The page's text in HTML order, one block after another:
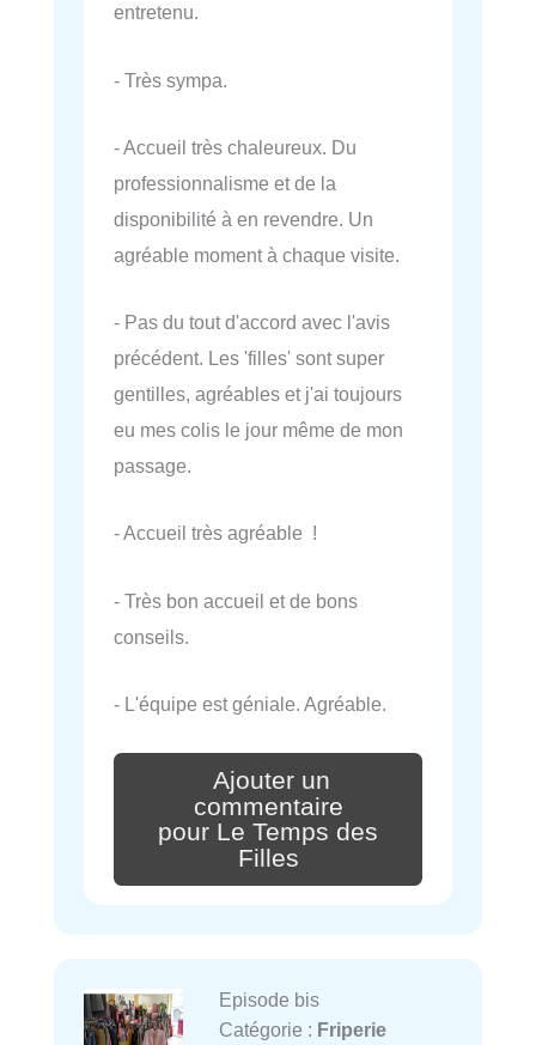
entretenu.
- Très sympa.
- Accueil très chaleureux. Du
professionnalisme et de la
disponibilité à en revendre. Un
agréable moment à chaque visite.
- Pas du tout d'accord avec l'avis
précédent. Les 'filles' sont super
gentilles, agréables et j'ai toujours
eu mes colis le jour même de mon
passage.
- Accueil très agréable !
- Très bon accueil et de bons
conseils.
- L'équipe est géniale. Agréable.
Ajouter un
commentaire
pour Le Temps des
Filles
Episode bis
Catégorie : Friperie